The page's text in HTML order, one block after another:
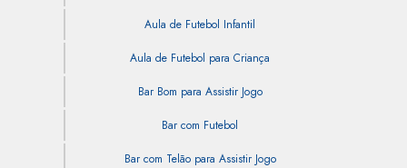
Aula de Futebol Infantil
Aula de Futebol para Criança
Bar Bom para Assistir Jogo
Bar com Futebol
Bar com Telão para Assistir Jogo